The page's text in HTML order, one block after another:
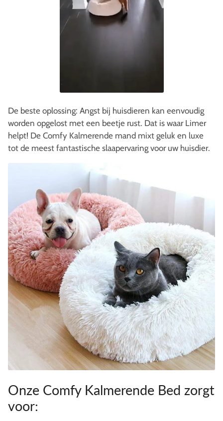
De beste oplossing: Angst bij huisdieren kan eenvoudig
worden opgelost met een beetje rust. Dat is waar Limer
helpt! De Comfy Kalmerende mand mixt geluk en luxe
tot de meest fantastische slaapervaring voor uw huisdier.
Onze Comfy Kalmerende Bed zorgt
voor: